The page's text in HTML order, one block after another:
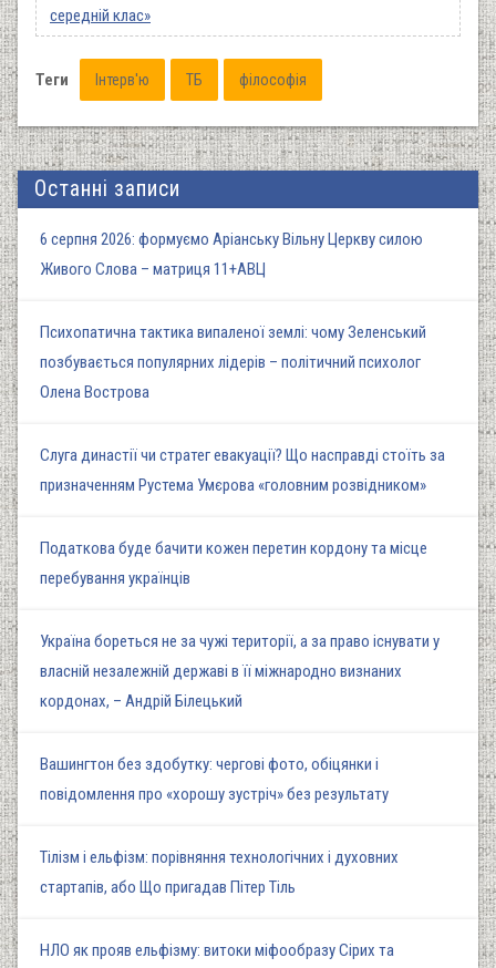
середній клас»
Теги Інтерв'ю ТБ філософія
Останні записи
6 серпня 2026: формуємо Аріанську Вільну Церкву силою
Живого Слова – матриця 11+АВЦ
Психопатична тактика випаленої землі: чому Зеленський
позбувається популярних лідерів – політичний психолог
Олена Вострова
Слуга династії чи стратег евакуації? Що насправді стоїть за
призначенням Рустема Умєрова «головним розвідником»
Податкова буде бачити кожен перетин кордону та місце
перебування українців
Україна бореться не за чужі території, а за право існувати у
власній незалежній державі в її міжнародно визнаних
кордонах, – Андрій Білецький
Вашингтон без здобутку: чергові фото, обіцянки і
повідомлення про «хорошу зустріч» без результату
Тілізм і ельфізм: порівняння технологічних і духовних
стартапів, або Що пригадав Пітер Тіль
НЛО як прояв ельфізму: витоки міфообразу Сірих та